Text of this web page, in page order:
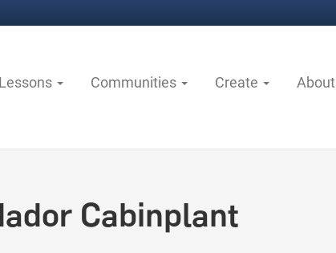
Lessons Communities Create About
Cabinplant